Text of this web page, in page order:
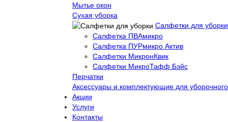
Мытье окон
Сухая уборка
Салфетки для уборки
Салфетка ПВАмикро
Салфетка ПУРмикро Актив
Салфетки МикронКвик
Салфетки МикроТафф Бэйс
Перчатки
Аксессуары и комплектующие для
Акции
Услуги
Контакты